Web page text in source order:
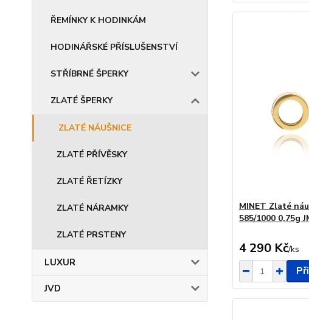
ŘEMÍNKY K HODINKÁM
HODINÁŘSKÉ PŘÍSLUŠENSTVÍ
STŘÍBRNÉ ŠPERKY
ZLATÉ ŠPERKY
ZLATÉ NÁUŠNICE
ZLATÉ PŘÍVĚSKY
ZLATÉ ŘETÍZKY
ZLATÉ NÁRAMKY
ZLATÉ PRSTENY
LUXUR
JVD
MINET Zlaté
585/1000 0,75g
4 290 Kč/ks